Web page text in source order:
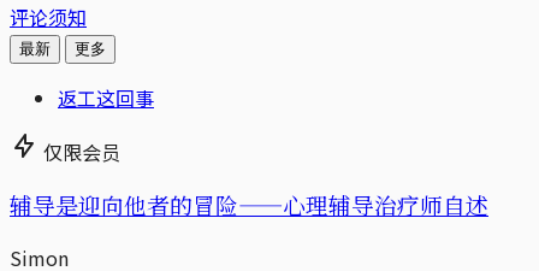
评论须知
最新 更多
返工这回事
仅限会员
辅导是迎向他者的冒险——心理辅导治疗师自述
Simon